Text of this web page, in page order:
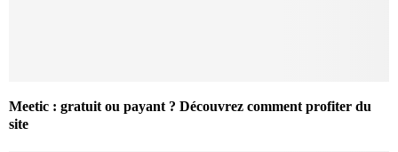
Meetic : gratuit ou payant ? Découvrez comment profiter du
site